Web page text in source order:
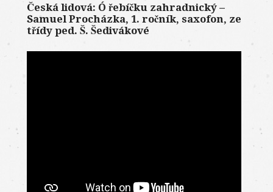
Česká lidová: Ó řebíčku zahradnický –
Samuel Procházka, 1. ročník, saxofon, ze
třídy ped. Š. Šedivákové